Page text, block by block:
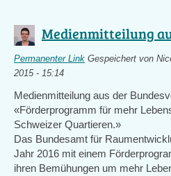
Medienmitteilung
Permanenter Link Gespeichert von
2015 - 15:14
Medienmitteilung aus der
«Förderprogramm für mehr
Schweizer Quartieren.»
Das Bundesamt für
Jahr 2016 mit einem
ihren Bemühungen um mehr